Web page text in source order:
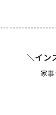
＼イン
家